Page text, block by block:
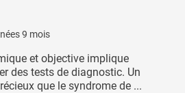
9 mois
et objective implique
des tests de diagnostic. Un
que le syndrome de ...